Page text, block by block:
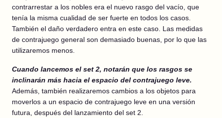
contrarrestar a los nobles era el nuevo rasgo del vacío, que
tenía la misma cualidad de ser fuerte en todos los casos.
También el daño verdadero entra en este caso. Las medidas
de contrajuego general son demasiado buenas, por lo que las
utilizaremos menos.
Cuando lancemos el set 2, notarán que los rasgos se
inclinarán más hacia el espacio del contrajuego leve.
Además, también realizaremos cambios a los objetos para
moverlos a un espacio de contrajuego leve en una versión
futura, después del lanzamiento del set 2.